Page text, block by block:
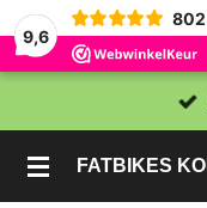
9,6
802